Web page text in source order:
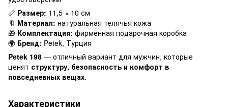
📏 Размер: 11,5 × 10 см
🔖 Материал: натуральная телячья кожа
🎁 Комплектация: фирменная подарочная коробка
🌍 Бренд: Petek, Турция
Petek 198 — отличный вариант для мужчин, которые
ценят структуру, безопасность и комфорт в
повседневных вещах.
Характеристики